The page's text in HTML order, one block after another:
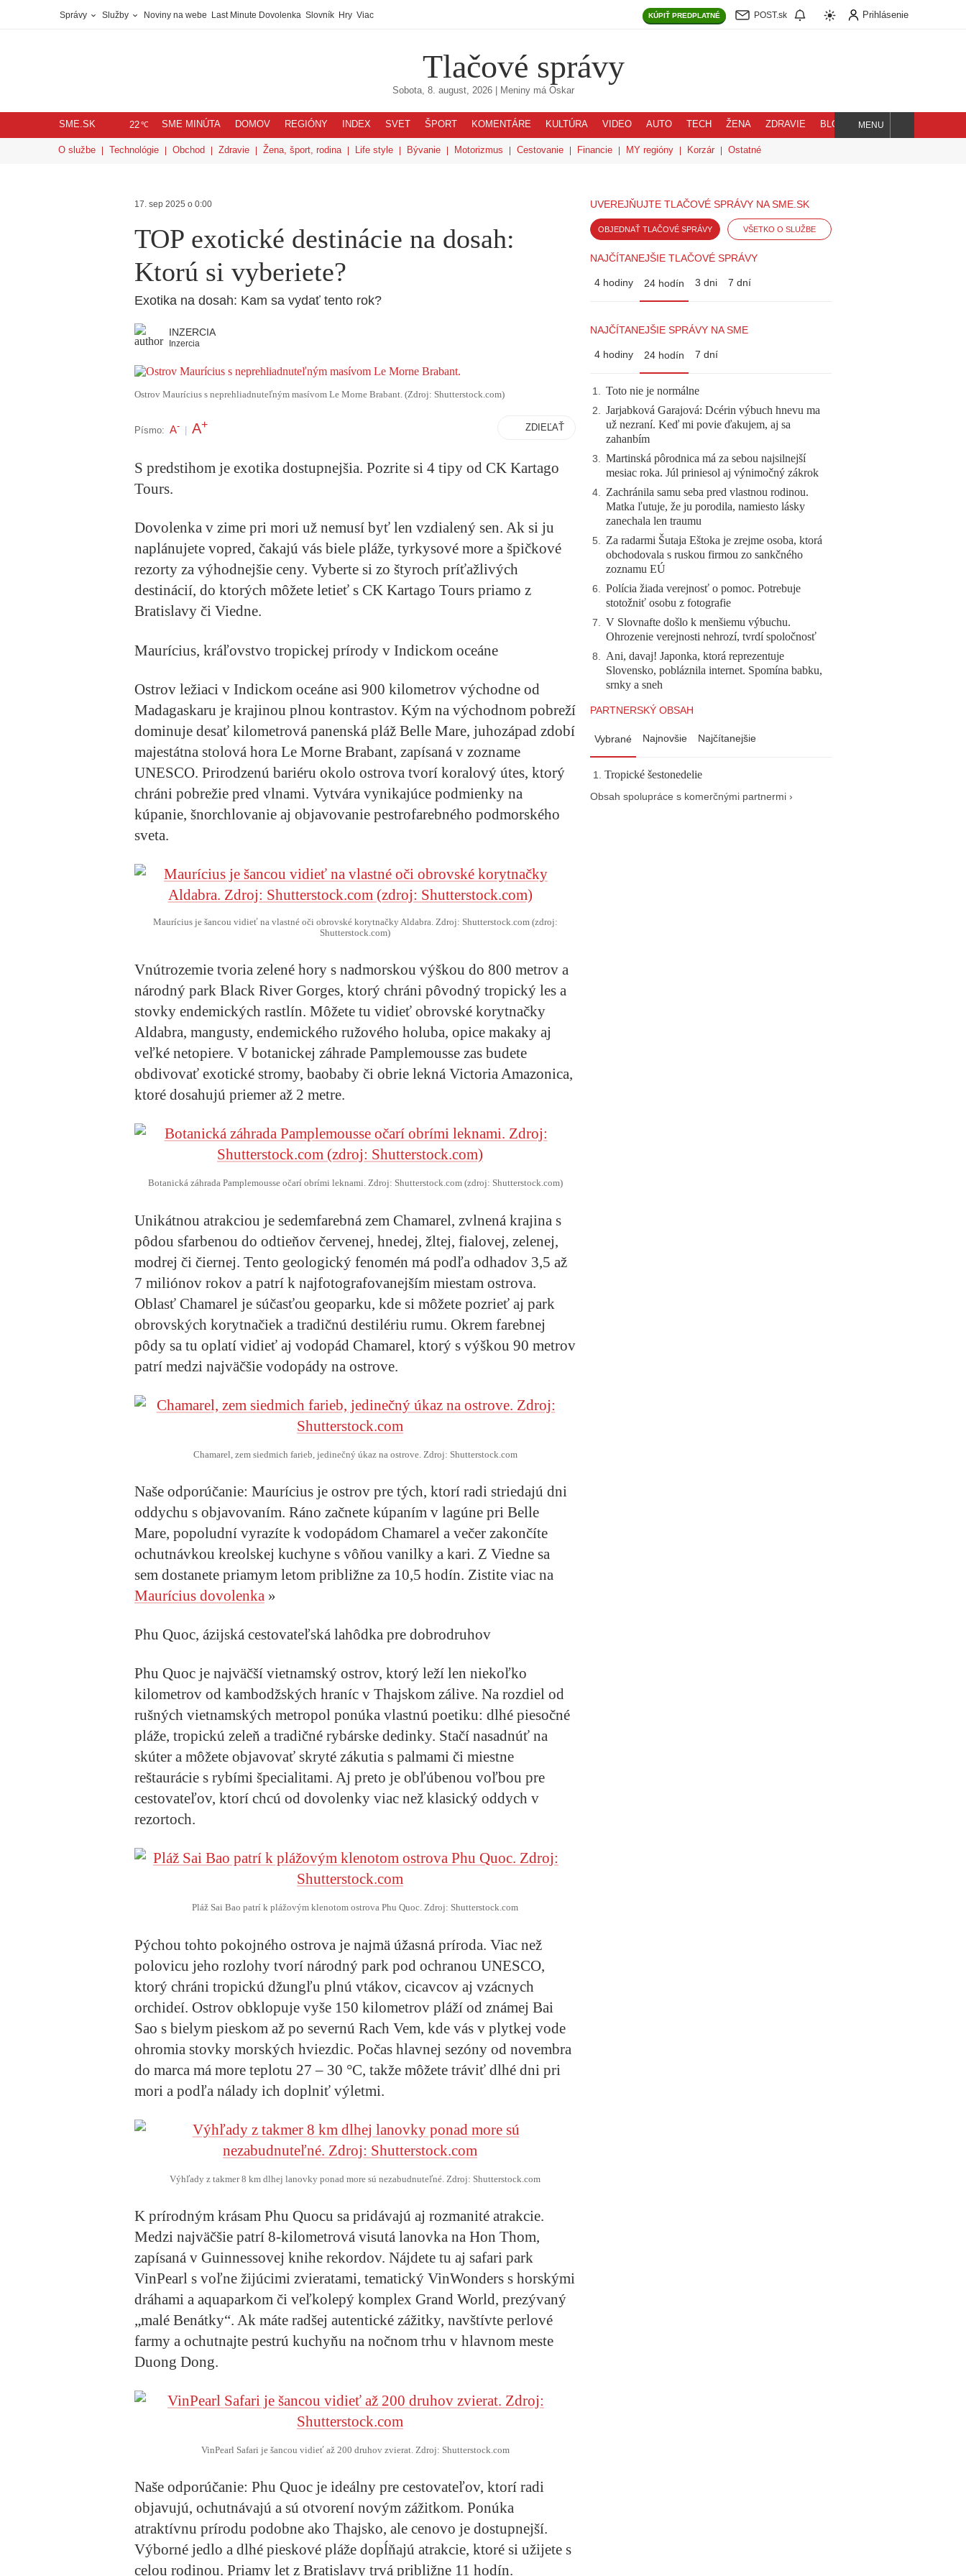
Správy Služby Noviny na webe Last Minute Dovolenka Slovník Hry Viac KÚPIŤ PREDPLATNÉ POST.sk Prihlásenie
Tlačové správy
Sobota, 8. august, 2026| Meniny má Oskar
SME.SK 22℃ SME MINÚTA DOMOV REGIÓNY INDEX SVET ŠPORT KOMENTÁRE KULTÚRA VIDEO AUTO TECH ŽENA ZDRAVIE BLOG
Hľadaj
MENU
O službe Technológie Obchod Zdravie Žena, šport, rodina Life style Bývanie Motorizmus Cestovanie Financie MY regióny Korzár Ostatné
17. sep 2025 o 0:00
TOP exotické destinácie na dosah:
Ktorú si vyberiete?
Exotika na dosah: Kam sa vydať tento rok?
INZERCIA
Inzercia
Ostrov Maurícius s neprehliadnuteľným masívom Le Morne Brabant. (Zdroj: Shutterstock.com)
Písmo: A- A+ ZDIEĽAŤ
S predstihom je exotika dostupnejšia. Pozrite si 4 tipy od CK Kartago
Tours.
Dovolenka v zime pri mori už nemusí byť len vzdialený sen. Ak si ju
naplánujete vopred, čakajú vás biele pláže, tyrkysové more a špičkové
rezorty za výhodnejšie ceny. Vyberte si zo štyroch príťažlivých
destinácií, do ktorých môžete letieť s CK Kartago Tours priamo z
Bratislavy či Viedne.
Maurícius, kráľovstvo tropickej prírody v Indickom oceáne
Ostrov ležiaci v Indickom oceáne asi 900 kilometrov východne od
Madagaskaru je krajinou plnou kontrastov. Kým na východnom pobreží
dominuje desať kilometrová panenská pláž Belle Mare, juhozápad zdobí
majestátna stolová hora Le Morne Brabant, zapísaná v zozname
UNESCO. Prirodzenú bariéru okolo ostrova tvorí koralový útes, ktorý
chráni pobrežie pred vlnami. Vytvára vynikajúce podmienky na
kúpanie, šnorchlovanie aj objavovanie pestrofarebného podmorského
sveta.
Maurícius je šancou vidieť na vlastné oči obrovské korytnačky Aldabra. Zdroj: Shutterstock.com (zdroj:
Shutterstock.com)
Vnútrozemie tvoria zelené hory s nadmorskou výškou do 800 metrov a
národný park Black River Gorges, ktorý chráni pôvodný tropický les a
stovky endemických rastlín. Môžete tu vidieť obrovské korytnačky
Aldabra, mangusty, endemického ružového holuba, opice makaky aj
veľké netopiere. V botanickej záhrade Pamplemousse zas budete
obdivovať exotické stromy, baobaby či obrie lekná Victoria Amazonica,
ktoré dosahujú priemer až 2 metre.
Botanická záhrada Pamplemousse očarí obrími leknami. Zdroj: Shutterstock.com (zdroj: Shutterstock.com)
Unikátnou atrakciou je sedemfarebná zem Chamarel, zvlnená krajina s
pôdou sfarbenou do odtieňov červenej, hnedej, žltej, fialovej, zelenej,
modrej či čiernej. Tento geologický fenomén má podľa odhadov 3,5 až
7 miliónov rokov a patrí k najfotografovanejším miestam ostrova.
Oblasť Chamarel je súčasťou geoparku, kde si môžete pozrieť aj park
obrovských korytnačiek a tradičnú destilériu rumu. Okrem farebnej
pôdy sa tu oplatí vidieť aj vodopád Chamarel, ktorý s výškou 90 metrov
patrí medzi najväčšie vodopády na ostrove.
Chamarel, zem siedmich farieb, jedinečný úkaz na ostrove. Zdroj: Shutterstock.com
Naše odporúčanie: Maurícius je ostrov pre tých, ktorí radi striedajú dni
oddychu s objavovaním. Ráno začnete kúpaním v lagúne pri Belle
Mare, popoludní vyrazíte k vodopádom Chamarel a večer zakončíte
ochutnávkou kreolskej kuchyne s vôňou vanilky a kari. Z Viedne sa
sem dostanete priamym letom približne za 10,5 hodín. Zistite viac na
Maurícius dovolenka »
Phu Quoc, ázijská cestovateľská lahôdka pre dobrodruhov
Phu Quoc je najväčší vietnamský ostrov, ktorý leží len niekoľko
kilometrov od kambodžských hraníc v Thajskom zálive. Na rozdiel od
rušných vietnamských metropol ponúka vlastnú poetiku: dlhé piesočné
pláže, tropickú zeleň a tradičné rybárske dedinky. Stačí nasadnúť na
skúter a môžete objavovať skryté zákutia s palmami či miestne
reštaurácie s rybími špecialitami. Aj preto je obľúbenou voľbou pre
cestovateľov, ktorí chcú od dovolenky viac než klasický oddych v
rezortoch.
Pláž Sai Bao patrí k plážovým klenotom ostrova Phu Quoc. Zdroj: Shutterstock.com
Pýchou tohto pokojného ostrova je najmä úžasná príroda. Viac než
polovicu jeho rozlohy tvorí národný park pod ochranou UNESCO,
ktorý chráni tropickú džungľu plnú vtákov, cicavcov aj vzácnych
orchideí. Ostrov obklopuje vyše 150 kilometrov pláží od známej Bai
Sao s bielym pieskom až po severnú Rach Vem, kde vás v plytkej vode
ohromia stovky morských hviezdic. Počas hlavnej sezóny od novembra
do marca má more teplotu 27 – 30 °C, takže môžete tráviť dlhé dni pri
mori a podľa nálady ich doplniť výletmi.
Výhľady z takmer 8 km dlhej lanovky ponad more sú nezabudnuteľné. Zdroj: Shutterstock.com
K prírodným krásam Phu Quocu sa pridávajú aj rozmanité atrakcie.
Medzi najväčšie patrí 8-kilometrová visutá lanovka na Hon Thom,
zapísaná v Guinnessovej knihe rekordov. Nájdete tu aj safari park
VinPearl s voľne žijúcimi zvieratami, tematický VinWonders s horskými
dráhami a aquaparkom či veľkolepý komplex Grand World, prezývaný
„malé Benátky“. Ak máte radšej autentické zážitky, navštívte perlové
farmy a ochutnajte pestrú kuchyňu na nočnom trhu v hlavnom meste
Duong Dong.
VinPearl Safari je šancou vidieť až 200 druhov zvierat. Zdroj: Shutterstock.com
Naše odporúčanie: Phu Quoc je ideálny pre cestovateľov, ktorí radi
objavujú, ochutnávajú a sú otvorení novým zážitkom. Ponúka
atraktívnu prírodu podobne ako Thajsko, ale cenovo je dostupnejší.
Výborné jedlo a dlhé pieskové pláže dopĺňajú atrakcie, ktoré si užijete s
celou rodinou. Priamy let z Bratislavy trvá približne 11 hodín.
UVEREJŇUJTE TLAČOVÉ SPRÁVY NA SME.SK
OBJEDNAŤ TLAČOVÉ SPRÁVY VŠETKO O SLUŽBE
NAJČÍTANEJŠIE TLAČOVÉ SPRÁVY
4 hodiny 24 hodín 3 dni 7 dní
NAJČÍTANEJŠIE SPRÁVY NA SME
4 hodiny 24 hodín 7 dní
1. Toto nie je normálne
2. Jarjabková Garajová: Dcérin výbuch hnevu ma
už nezraní. Keď mi povie ďakujem, aj sa
zahanbím
3. Martinská pôrodnica má za sebou najsilnejší
mesiac roka. Júl priniesol aj výnimočný zákrok
4. Zachránila samu seba pred vlastnou rodinou.
Matka ľutuje, že ju porodila, namiesto lásky
zanechala len traumu
5. Za radarmi Šutaja Eštoka je zrejme osoba, ktorá
obchodovala s ruskou firmou zo sankčného
zoznamu EÚ
6. Polícia žiada verejnosť o pomoc. Potrebuje
stotožniť osobu z fotografie
7. V Slovnafte došlo k menšiemu výbuchu.
Ohrozenie verejnosti nehrozí, tvrdí spoločnosť
8. Ani, davaj! Japonka, ktorá reprezentuje
Slovensko, pobláznila internet. Spomína babku,
srnky a sneh
PARTNERSKÝ OBSAH
Vybrané Najnovšie Najčítanejšie
Tropické šestonedelie
Obsah spolupráce s komerčnými partnermi ›